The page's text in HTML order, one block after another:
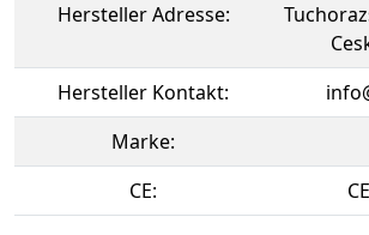
Hersteller Adresse:
Hersteller Kontakt:
Marke:
CE: